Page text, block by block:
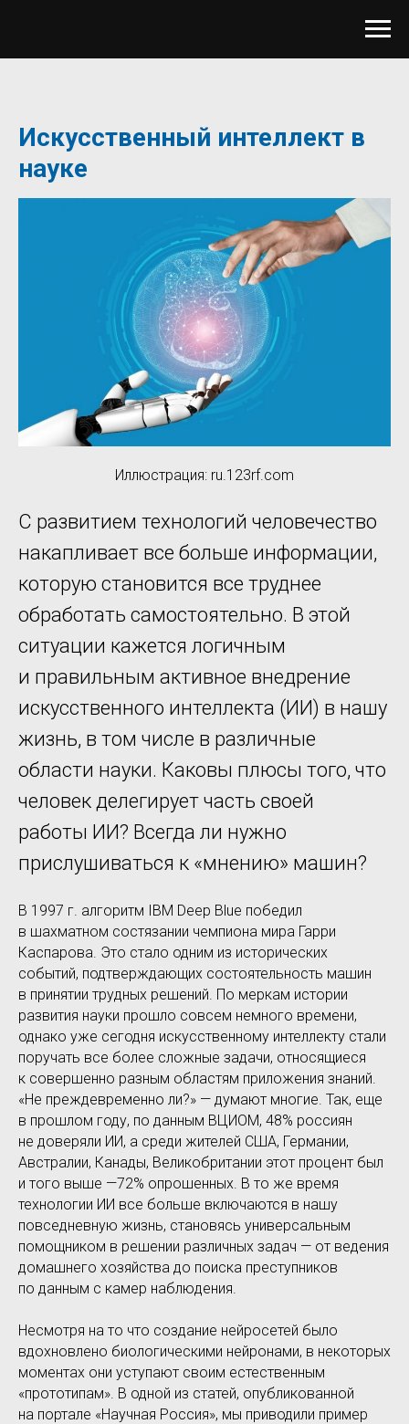
Искусственный интеллект в
науке
Иллюстрация: ru.123rf.com
С развитием технологий человечество
накапливает все больше информации,
которую становится все труднее
обработать самостоятельно. В этой
ситуации кажется логичным
и правильным активное внедрение
искусственного интеллекта (ИИ) в нашу
жизнь, в том числе в различные
области науки. Каковы плюсы того, что
человек делегирует часть своей
работы ИИ? Всегда ли нужно
прислушиваться к «мнению» машин?
В 1997 г. алгоритм IBM Deep Blue победил
в шахматном состязании чемпиона мира Гарри
Каспарова. Это стало одним из исторических
событий, подтверждающих состоятельность машин
в принятии трудных решений. По меркам истории
развития науки прошло совсем немного времени,
однако уже сегодня искусственному интеллекту стали
поручать все более сложные задачи, относящиеся
к совершенно разным областям приложения знаний.
«Не преждевременно ли?» — думают многие. Так, еще
в прошлом году, по данным ВЦИОМ, 48% россиян
не доверяли ИИ, а среди жителей США, Германии,
Австралии, Канады, Великобритании этот процент был
и того выше —72% опрошенных. В то же время
технологии ИИ все больше включаются в нашу
повседневную жизнь, становясь универсальным
помощником в решении различных задач — от ведения
домашнего хозяйства до поиска преступников
по данным с камер наблюдения.
Несмотря на то что создание нейросетей было
вдохновлено биологическими нейронами, в некоторых
моментах они уступают своим естественным
«прототипам». В одной из статей, опубликованной
на портале «Научная Россия», мы приводили пример